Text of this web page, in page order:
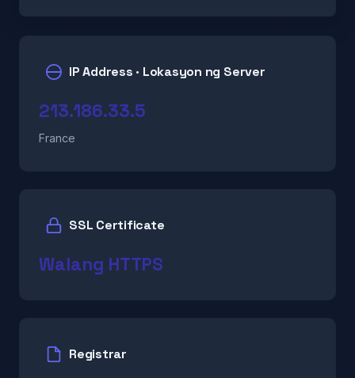
IP Address · Lokasyon ng Server
213.186.33.5
France
SSL Certificate
Walang HTTPS
Registrar